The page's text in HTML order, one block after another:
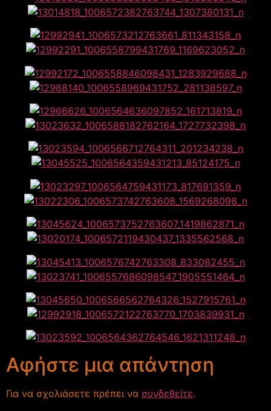
Αφήστε μια απάντηση
Για να σχολιάσετε πρέπει να συνδεθείτε.